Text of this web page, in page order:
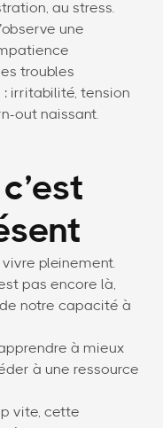
au stress.
une
troubles
irritabilité, tension
out naissant.
pleinement.
pas encore là,
notre capacité à
à mieux
à une ressource
vite, cette